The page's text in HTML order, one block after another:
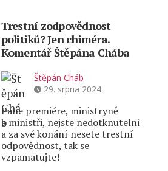
Trestní zodpovědnost
politiků? Jen chiméra.
Komentář Štěpána Chába
Štěpán Cháb
29. srpna 2024
Pane premiére, ministryně
a ministři, nejste nedotknutelní
a za své konání nesete trestní
odpovědnost, tak se
vzpamatujte!